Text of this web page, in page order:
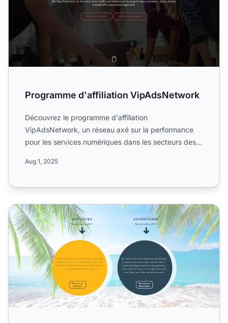
Programme d'affiliation VipAdsNetwork
Découvrez le programme d'affiliation
VipAdsNetwork, un réseau axé sur la performance
pour les services numériques dans les secteurs des
Aug 1, 2025
Programme d'affiliation YamiLeads